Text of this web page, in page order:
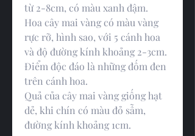
từ 2-8cm, có màu xanh đậm.
Hoa cây mai vàng có màu vàng
rực rỡ, hình sao, với 5 cánh hoa
và độ đường kính khoảng 2-3cm.
Điểm độc đáo là những đốm đen
trên cánh hoa.
Quả của cây mai vàng giống hạt
dẻ, khi chín có màu đỏ sẫm,
đường kính khoảng 1cm.